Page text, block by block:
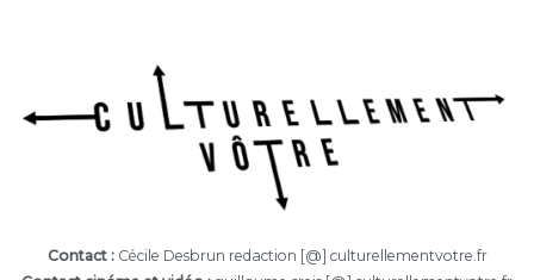
Contact :Cécile Desbrun redaction [@] culturellementvotre.fr